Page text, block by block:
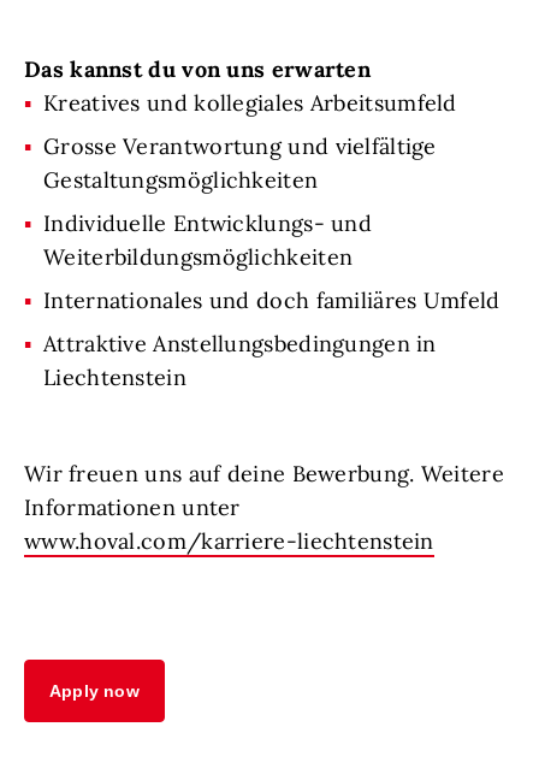
Das kannst du von uns erwarten
Kreatives und kollegiales Arbeitsumfeld
Grosse Verantwortung und vielfältige
Gestaltungsmöglichkeiten
Individuelle Entwicklungs- und
Weiterbildungsmöglichkeiten
Internationales und doch familiäres Umfeld
Attraktive Anstellungsbedingungen in
Liechtenstein
Wir freuen uns auf deine Bewerbung. Weitere
Informationen unter
www.hoval.com/karriere-liechtenstein
Apply now